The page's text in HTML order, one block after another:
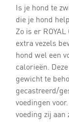
Is je hond te
die je hond
Zo is er
extra vezels
hond wel een
calorieën.
gewicht te
gecastreerd/
voedingen
voeding zij aan